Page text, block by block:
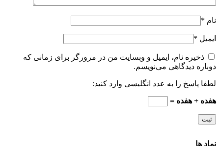
نام *
ایمیل *
ذخیره نام، ایمیل و وبسایت من در مرورگر برای زمانی که
دوباره دیدگاهی می‌نویسم.
لطفا پاسخ را به عدد انگلیسی وارد کنید:
هفده + هفده =
نماد ها